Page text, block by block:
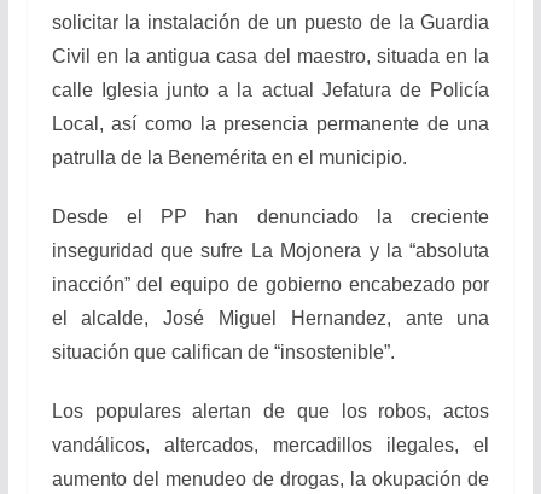
solicitar la instalación de un puesto de la Guardia
Civil en la antigua casa del maestro, situada en la
calle Iglesia junto a la actual Jefatura de Policía
Local, así como la presencia permanente de una
patrulla de la Benemérita en el municipio.
Desde el PP han denunciado la creciente
inseguridad que sufre La Mojonera y la “absoluta
inacción” del equipo de gobierno encabezado por
el alcalde, José Miguel Hernandez, ante una
situación que califican de “insostenible”.
Los populares alertan de que los robos, actos
vandálicos, altercados, mercadillos ilegales, el
aumento del menudeo de drogas, la okupación de